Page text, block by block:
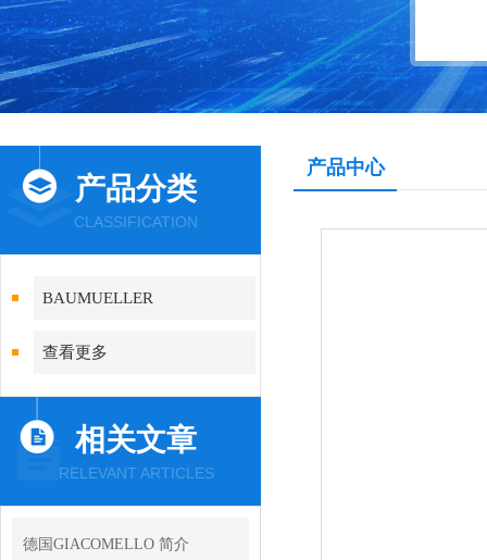
产品分类
CLASSIFICATION
BAUMUELLER
查看更多
相关文章
RELEVANT ARTICLES
德国GIACOMELLO 简介
产品中心